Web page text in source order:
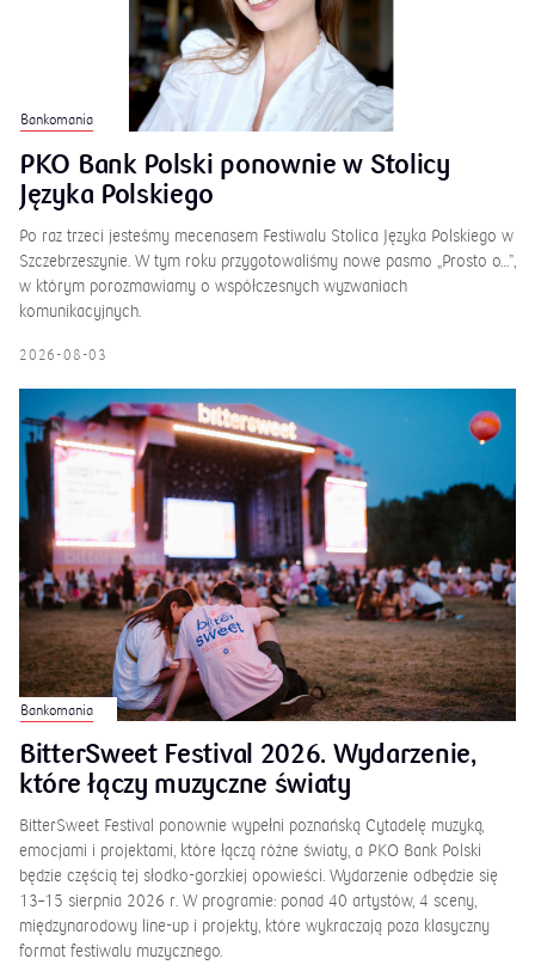
Bankomania
PKO Bank Polski ponownie w Stolicy
Języka Polskiego
Po raz trzeci jesteśmy mecenasem Festiwalu Stolica Języka Polskiego w
Szczebrzeszynie. W tym roku przygotowaliśmy nowe pasmo „Prosto o…”,
w którym porozmawiamy o współczesnych wyzwaniach
komunikacyjnych.
2026-08-03
Bankomania
BitterSweet Festival 2026. Wydarzenie,
które łączy muzyczne światy
BitterSweet Festival ponownie wypełni poznańską Cytadelę muzyką,
emocjami i projektami, które łączą różne światy, a PKO Bank Polski
będzie częścią tej słodko-gorzkiej opowieści. Wydarzenie odbędzie się
13–15 sierpnia 2026 r. W programie: ponad 40 artystów, 4 sceny,
międzynarodowy line-up i projekty, które wykraczają poza klasyczny
format festiwalu muzycznego.